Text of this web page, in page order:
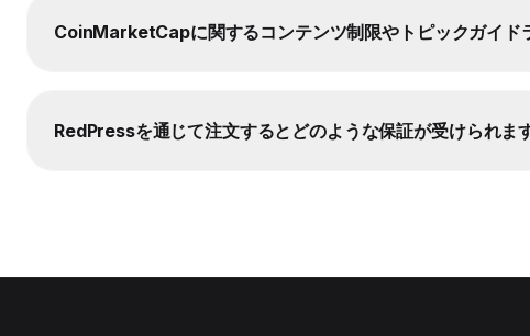
CoinMarketCapに関するコンテンツ制限やトピックガイド
RedPressを通じて注文するとどのような保証が受けられま